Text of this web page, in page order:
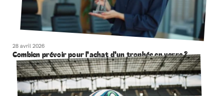
28 avril 2026
Combien prévoir pour l’achat d’un trophée en verre ?